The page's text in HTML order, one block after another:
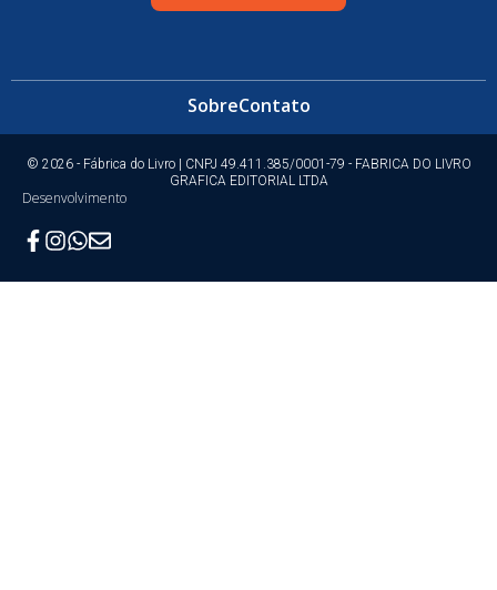
SobreContato
© 2026 - Fábrica do Livro | CNPJ 49.411.385/0001-79 - FABRICA DO LIVRO
GRAFICA EDITORIAL LTDA
Desenvolvimento